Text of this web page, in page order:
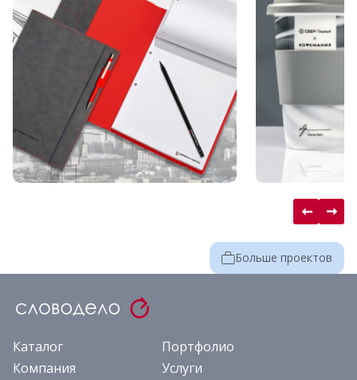
Больше проектов
Каталог
Портфолио
Компания
Услуги